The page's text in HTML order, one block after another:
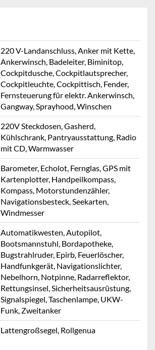
220 V-Landanschluss, Anker mit Kette,
Ankerwinsch, Badeleiter, Biminitop,
Cockpitdusche, Cockpitlautsprecher,
Cockpitleuchte, Cockpittisch, Fender,
Fernsteuerung für elektr. Ankerwinsch,
Gangway, Sprayhood, Winschen
220V Steckdosen, Gasherd,
Kühlschrank, Pantryausstattung, Radio
mit CD, Warmwasser
Barometer, Echolot, Fernglas, GPS mit
Kartenplotter, Handpeilkompass,
Kompass, Motorstundenzähler,
Navigationsbesteck, Seekarten,
Windmesser
Automatikwesten, Autopilot,
Bootsmannstuhl, Bordapotheke,
Bugstrahlruder, Epirb, Feuerlöscher,
Handfunkgerät, Navigationslichter,
Nebelhorn, Notpinne, Radarreflektor,
Rettungsinsel, Sicherheitsausrüstung,
Signalspiegel, Taschenlampe, UKW-
Funk, Zweitanker
Lattengroßsegel, Rollgenua